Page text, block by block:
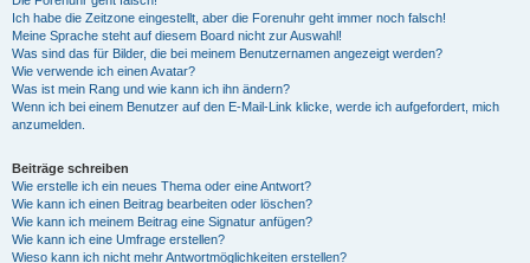
Ich habe die Zeitzone eingestellt, aber die Forenuhr geht immer noch falsch!
Meine Sprache steht auf diesem Board nicht zur Auswahl!
Was sind das für Bilder, die bei meinem Benutzernamen angezeigt werden?
Wie verwende ich einen Avatar?
Was ist mein Rang und wie kann ich ihn ändern?
Wenn ich bei einem Benutzer auf den E-Mail-Link klicke, werde ich aufgefordert, mich
anzumelden.
Beiträge schreiben
Wie erstelle ich ein neues Thema oder eine Antwort?
Wie kann ich einen Beitrag bearbeiten oder löschen?
Wie kann ich meinem Beitrag eine Signatur anfügen?
Wie kann ich eine Umfrage erstellen?
Wieso kann ich nicht mehr Antwortmöglichkeiten erstellen?